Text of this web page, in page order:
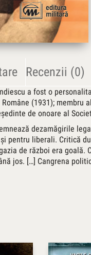
Recenzii (0)
a fost o
(1931); membru
de onoare al
dezamăgirile
pentru liberali. Critică
de război era
jos. […] Cangrena